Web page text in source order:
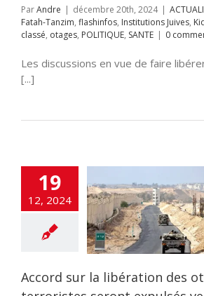
ParAndre décembre 20th, 2024
Fatah-Tanzim, flashinfos, Institutions Juives,
classé, otages, POLITIQUE, SANTE 0
Les discussions en vue de faire
[...]
19
12, 2024
des otages :
seront
vers le Qatar,
maintiendra
clés.
Institutions
Accord sur la libération des